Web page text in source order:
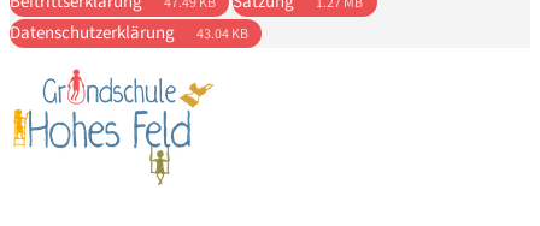
Datenschutzerklärung 43.04 KB